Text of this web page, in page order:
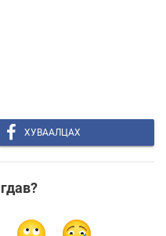
ХУВААЛЦАХ